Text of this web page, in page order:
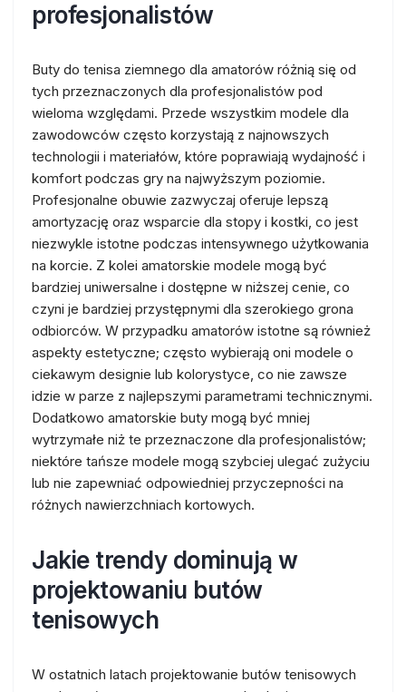
profesjonalistów
Buty do tenisa ziemnego dla amatorów różnią się od
tych przeznaczonych dla profesjonalistów pod
wieloma względami. Przede wszystkim modele dla
zawodowców często korzystają z najnowszych
technologii i materiałów, które poprawiają wydajność i
komfort podczas gry na najwyższym poziomie.
Profesjonalne obuwie zazwyczaj oferuje lepszą
amortyzację oraz wsparcie dla stopy i kostki, co jest
niezwykle istotne podczas intensywnego użytkowania
na korcie. Z kolei amatorskie modele mogą być
bardziej uniwersalne i dostępne w niższej cenie, co
czyni je bardziej przystępnymi dla szerokiego grona
odbiorców. W przypadku amatorów istotne są również
aspekty estetyczne; często wybierają oni modele o
ciekawym designie lub kolorystyce, co nie zawsze
idzie w parze z najlepszymi parametrami technicznymi.
Dodatkowo amatorskie buty mogą być mniej
wytrzymałe niż te przeznaczone dla profesjonalistów;
niektóre tańsze modele mogą szybciej ulegać zużyciu
lub nie zapewniać odpowiedniej przyczepności na
różnych nawierzchniach kortowych.
Jakie trendy dominują w
projektowaniu butów
tenisowych
W ostatnich latach projektowanie butów tenisowych